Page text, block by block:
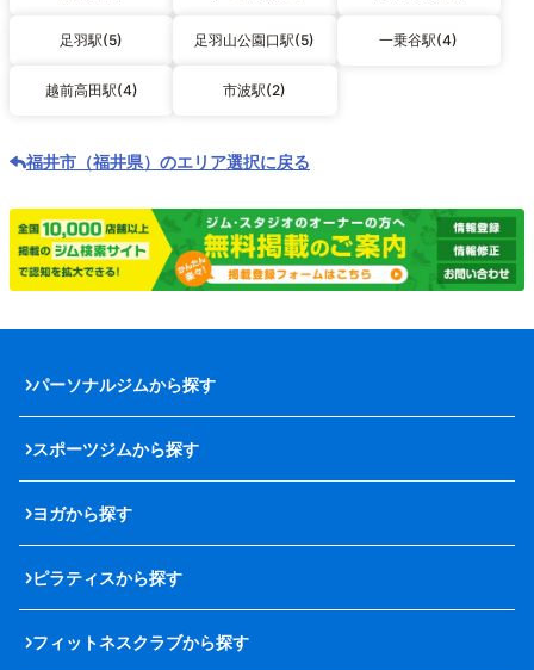
足羽駅(5) 足羽山公園口駅(5) 一乗谷駅(4)
越前高田駅(4) 市波駅(2)
福井市（福井県）のエリア選択に戻る
パーソナルジムから探す
スポーツジムから探す
ヨガから探す
ピラティスから探す
フィットネスクラブから探す